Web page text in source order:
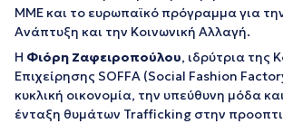
ΜΜΕ και το ευρωπαϊκό πρόγραμμα για
Ανάπτυξη και την Κοινωνική Αλλαγή.
Η Φιόρη Ζαφειροπούλου, ιδρύτρια της
Επιχείρησης SOFFA (Social Fashion
κυκλική οικονομία, την υπεύθυνη μόδα
ένταξη θυμάτων Trafficking στην